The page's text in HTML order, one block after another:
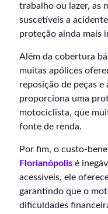
trabalho ou lazer, as
suscetíveis a
proteção ainda mais
Além da cobertura
muitas apólices
reposição de peças
proporciona uma
motociclista, que
fonte de renda.
Por fim, o custo-
Florianópolis é
acessíveis, ele
garantindo que o
dificuldades